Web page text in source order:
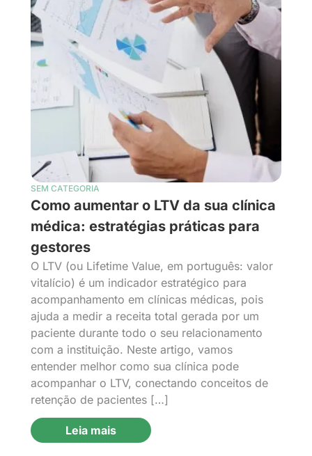
SEM CATEGORIA
Como aumentar o LTV da sua clínica
médica: estratégias práticas para
gestores
O LTV (ou Lifetime Value, em português: valor
vitalício) é um indicador estratégico para
acompanhamento em clínicas médicas, pois
ajuda a medir a receita total gerada por um
paciente durante todo o seu relacionamento
com a instituição. Neste artigo, vamos
entender melhor como sua clínica pode
acompanhar o LTV, conectando conceitos de
retenção de pacientes […]
Leia mais